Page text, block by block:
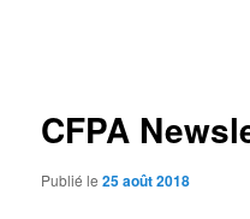
CFPA
Publié le25 août 2018